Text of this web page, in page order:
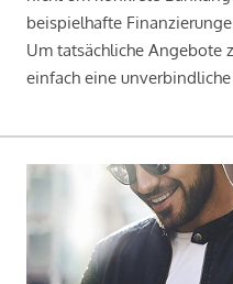
beispielhafte
Um tatsächliche Angebote
einfach eine